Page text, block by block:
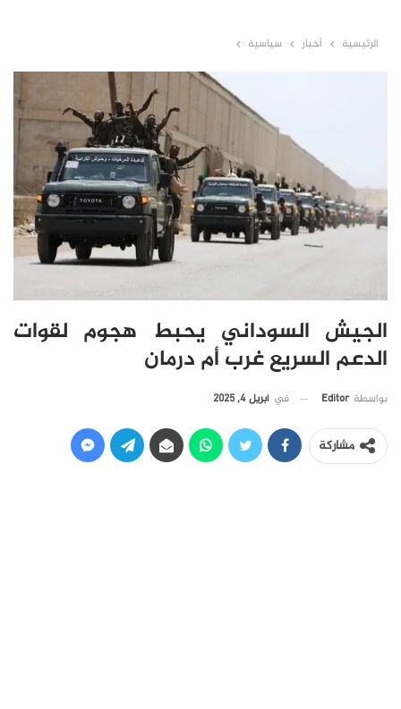
الرئيسية أخبار سياسية
الجيش السوداني يحبط هجوم لقوات
الدعم السريع غرب أم درمان
بواسطة Editor في أبريل 4, 2025
مشاركة